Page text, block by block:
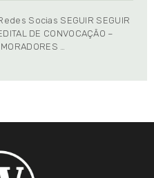
Socias SEGUIR SEGUIR
DE CONVOCAÇÃO –
…